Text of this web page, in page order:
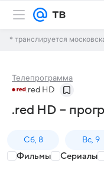
* транслируется
Телепрограмма
.red HD
.red HD –
Сб, 8 Вс, 9
Фильмы Сериалы